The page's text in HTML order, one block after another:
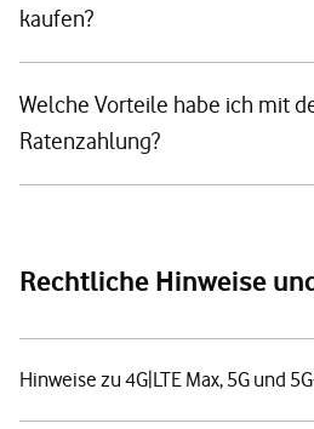
kaufen?
Welche Vorteile habe ich mit
Ratenzahlung?
Rechtliche Hinweise
Hinweise zu 4G|LTE Max, 5G und